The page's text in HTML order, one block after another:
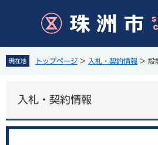
先
頭
を
飛
文
現在地 トップページ > 入札・契約情報 > 設
入札・契約情報